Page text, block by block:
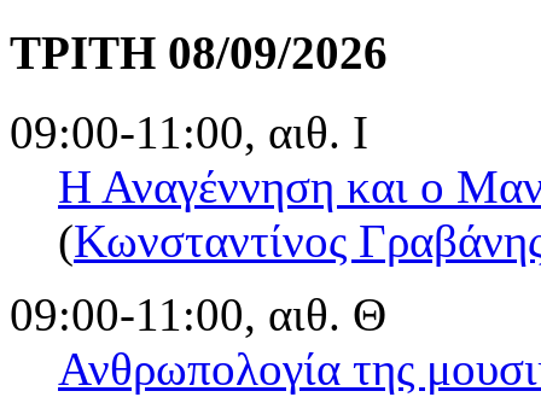
ΤΡΙΤΗ 08/09/2026
09:00-11:00, αιθ. Ι
Η Αναγέννηση και ο
(Κωνσταντίνος
09:00-11:00, αιθ. Θ
Ανθρωπολογία της